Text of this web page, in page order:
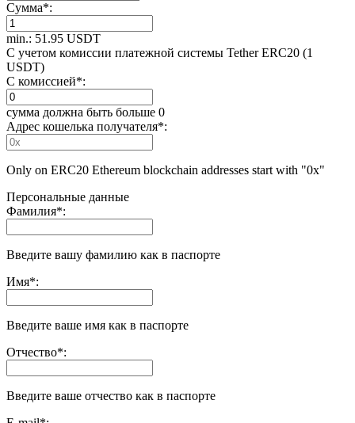
Сумма*:
min.: 51.95 USDT
С учетом комиссии платежной системы Tether ERC20 (1
USDT)
С комиссией*:
сумма должна быть больше 0
Адрес кошелька получателя*:
Only on ERC20 Ethereum blockchain addresses start with "0x"
Персональные данные
Фамилия*:
Введите вашу фамилию как в паспорте
Имя*:
Введите ваше имя как в паспорте
Отчество*:
Введите ваше отчество как в паспорте